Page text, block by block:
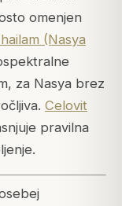
omenjen
(Nasya
za Nasya brez
Celovit
pravilna